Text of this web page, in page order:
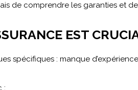
de comprendre les garanties et
EST
spécifiques : manque
: